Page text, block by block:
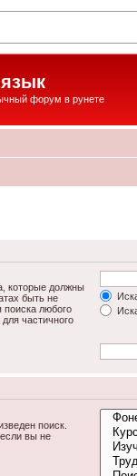
форум в рунете
которые должны
быть не
поиска любого
частичного
поиск.
вы не